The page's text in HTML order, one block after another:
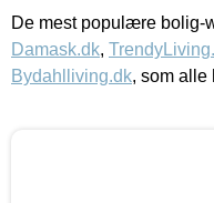
De mest populære bolig-
Damask.dk,
Bydahlliving.dk, som alle